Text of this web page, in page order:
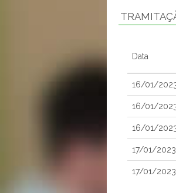
Data
16/01/
16/01/
16/01/
17/01/2023
17/01/2023